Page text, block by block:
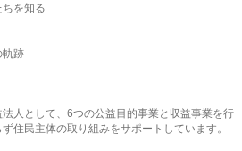
を知る
軌跡
人として、6つの公益目的事業と収益事業を行
住民主体の取り組みをサポートしています。